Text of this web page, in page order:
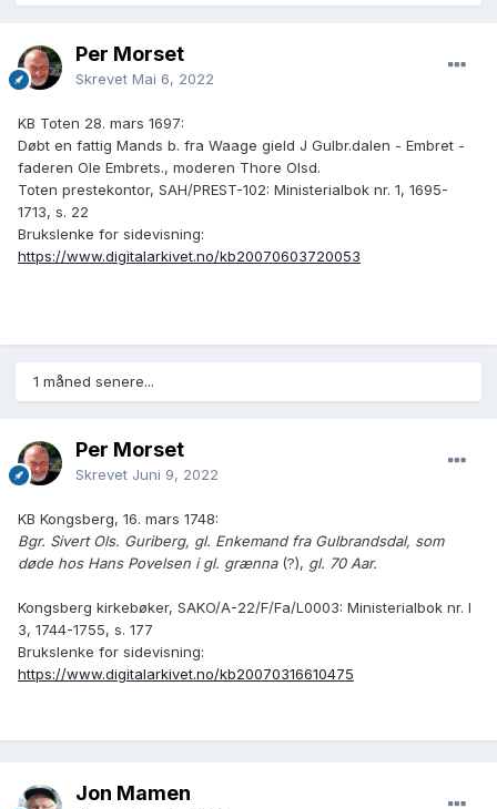
Per Morset
Skrevet Mai 6, 2022
KB Toten 28. mars 1697:
Døbt en fattig Mands b. fra Waage gield J Gulbr.dalen - Embret -
faderen Ole Embrets., moderen Thore Olsd.
Toten prestekontor, SAH/PREST-102: Ministerialbok nr. 1, 1695-
1713, s. 22
Brukslenke for sidevisning:
https://www.digitalarkivet.no/kb20070603720053
1 måned senere...
Per Morset
Skrevet Juni 9, 2022
KB Kongsberg, 16. mars 1748:
Bgr. Sivert Ols. Guriberg, gl. Enkemand fra Gulbrandsdal, som
døde hos Hans Povelsen i gl. grænna (?), gl. 70 Aar.
Kongsberg kirkebøker, SAKO/A-22/F/Fa/L0003: Ministerialbok nr. I
3, 1744-1755, s. 177
Brukslenke for sidevisning:
https://www.digitalarkivet.no/kb20070316610475
Jon Mamen